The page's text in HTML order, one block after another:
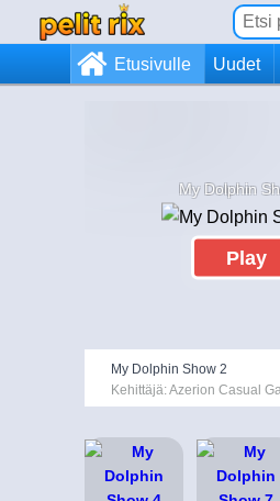
Etusivulle Uudet
My Dolphin
Play
My Dolphin Show 2
Kehittäjä: Azerion Casual